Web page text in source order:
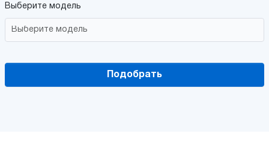
Выберите модель
Подобрать